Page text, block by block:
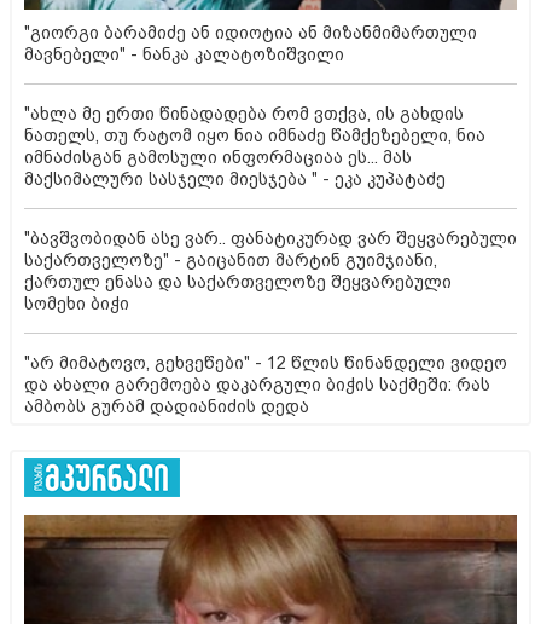
"გიორგი ბარამიძე ან იდიოტია ან მიზანმიმართული
მავნებელი" - ნანკა კალატოზიშვილი
"ახლა მე ერთი წინადადება რომ ვთქვა, ის გახდის
ნათელს, თუ რატომ იყო ნია იმნაძე წამქეზებელი, ნია
იმნაძისგან გამოსული ინფორმაციაა ეს... მას
მაქსიმალური სასჯელი მიესჯება " - ეკა კუპატაძე
"ბავშვობიდან ასე ვარ.. ფანატიკურად ვარ შეყვარებული
საქართველოზე" - გაიცანით მარტინ გუიმჯიანი,
ქართულ ენასა და საქართველოზე შეყვარებული
სომეხი ბიჭი
"არ მიმატოვო, გეხვეწები" - 12 წლის წინანდელი ვიდეო
და ახალი გარემოება დაკარგული ბიჭის საქმეში: რას
ამბობს გურამ დადიანიძის დედა